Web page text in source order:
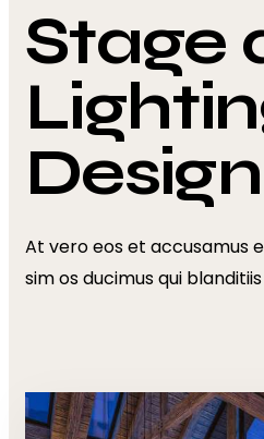
Stage
Design
At vero eos et accusamus
sim os ducimus qui